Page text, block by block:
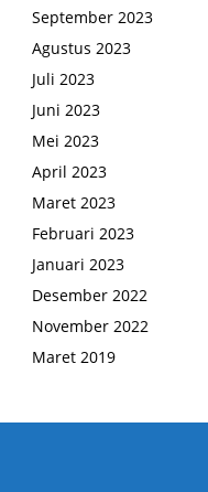
September 2023
Agustus 2023
Juli 2023
Juni 2023
Mei 2023
April 2023
Maret 2023
Februari 2023
Januari 2023
Desember 2022
November 2022
Maret 2019